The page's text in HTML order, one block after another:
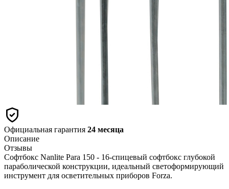
Официальная гарантия 24 месяца
Описание
Отзывы
Софтбокс Nanlite Para 150 - 16-спицевый софтбокс глубокой
параболической конструкции, идеальный светоформирующий
инструмент для осветительных приборов Forza.